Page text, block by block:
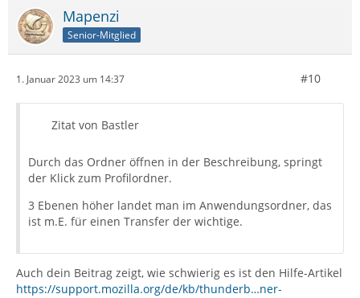
Mapenzi
Senior-Mitglied
1. Januar 2023 um 14:37 #10
Zitat von Bastler
Durch das Ordner öffnen in der Beschreibung, springt
der Klick zum Profilordner.
3 Ebenen höher landet man im Anwendungsordner, das
ist m.E. für einen Transfer der wichtige.
Auch dein Beitrag zeigt, wie schwierig es ist den Hilfe-Artikel
https://support.mozilla.org/de/kb/thunderb…ner-